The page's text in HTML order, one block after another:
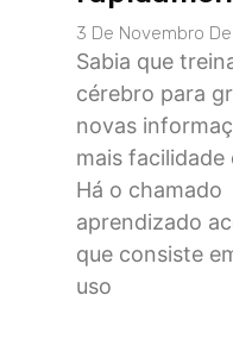
3 De Novembro De
Sabia que
cérebro para
novas
mais facilidade
Há o chamado
aprendizado
que consiste
uso